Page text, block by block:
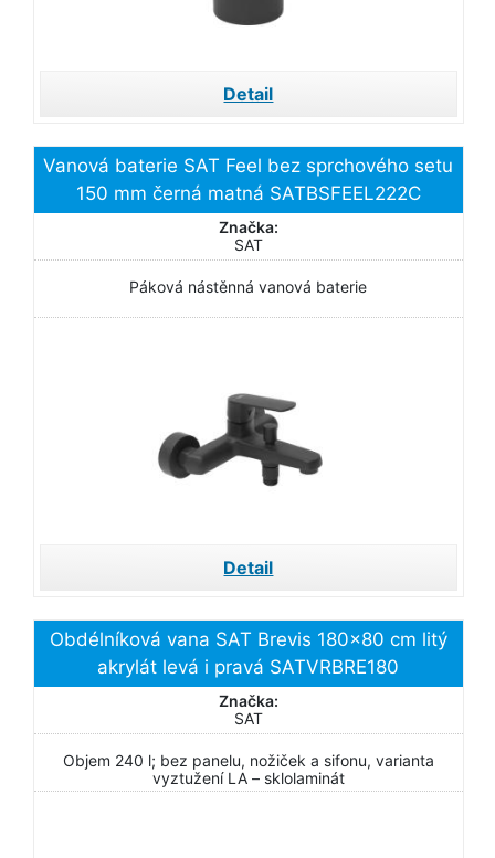
Detail
Vanová baterie SAT Feel bez sprchového setu
150 mm černá matná SATBSFEEL222C
Značka:
SAT
Páková nástěnná vanová baterie
Detail
Obdélníková vana SAT Brevis 180x80 cm litý
akrylát levá i pravá SATVRBRE180
Značka:
SAT
Objem 240 l; bez panelu, nožiček a sifonu, varianta
vyztužení LA – sklolaminát